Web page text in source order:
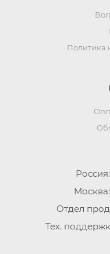
Политика
Россия:
Москва:
Отдел
Тех.